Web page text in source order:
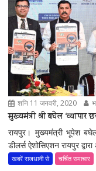
शनि 11 जनवरी, 2020
मुख्यमंत्री श्री बघेल ‘व्यापार
रायपुर। मुख्यमंत्री भूपेश
डीलर्स ऐशोसिएशन रायपुर
खबरें राजधानी से चर्चित समाचार